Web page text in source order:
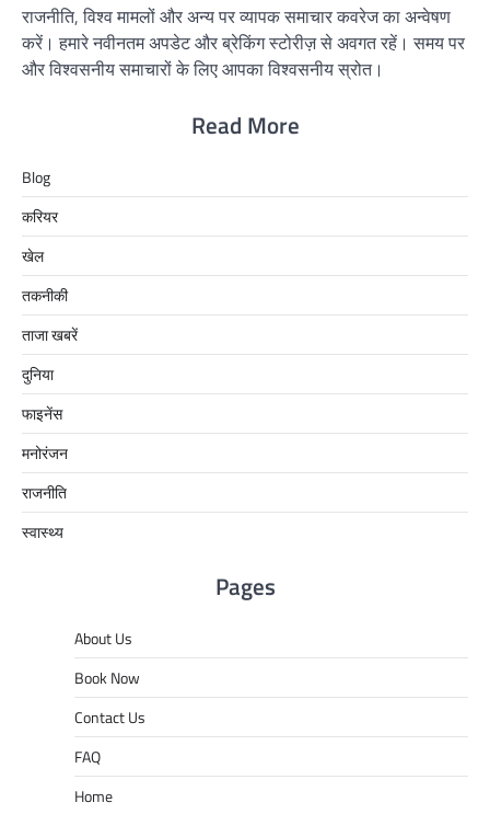
राजनीति, विश्व मामलों और अन्य पर व्यापक समाचार कवरेज का अन्वेषण
करें। हमारे नवीनतम अपडेट और ब्रेकिंग स्टोरीज़ से अवगत रहें। समय पर
और विश्वसनीय समाचारों के लिए आपका विश्वसनीय स्रोत।
Read More
Blog
करियर
खेल
तकनीकी
ताजा खबरें
दुनिया
फाइनेंस
मनोरंजन
राजनीति
स्वास्थ्य
Pages
About Us
Book Now
Contact Us
FAQ
Home